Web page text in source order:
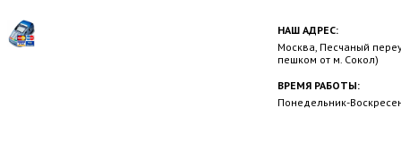
НАШ АДРЕС:
Москва, Песчаный
пешком от м. Сокол)
ВРЕМЯ РАБОТЫ:
Понедельник-